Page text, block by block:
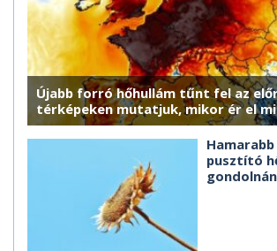
Újabb forró hőhullám tűnt fel az
térképeken mutatjuk, mikor ér el
pusztító